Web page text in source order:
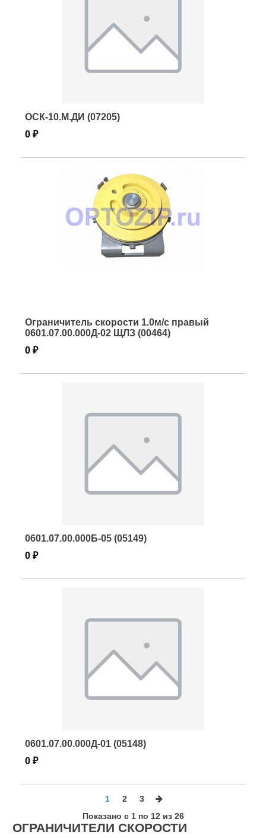
ОСК-10.М.ДИ (07205)
0 ₽
Ограничитель скорости 1.0м/с правый
0601.07.00.000Д-02 ЩЛЗ (00464)
0 ₽
0601.07.00.000Б-05 (05149)
0 ₽
0601.07.00.000Д-01 (05148)
0 ₽
1 2
3
Показано с 1 по 12 из 26
ОГРАНИЧИТЕЛИ СКОРОСТИ